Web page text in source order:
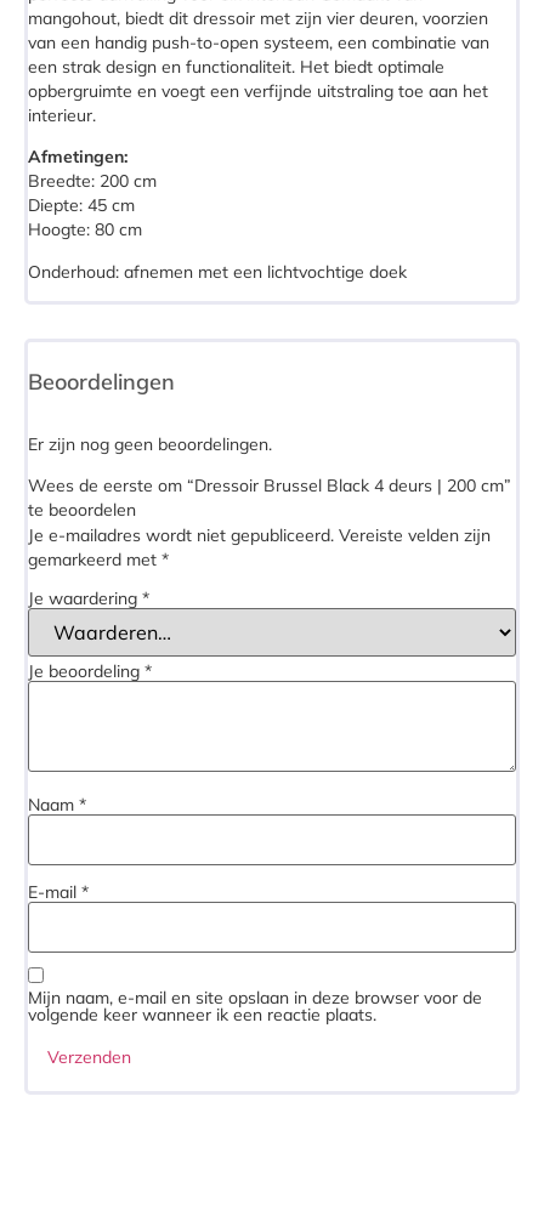
mangohout, biedt dit dressoir met zijn vier deuren, voorzien
van een handig push-to-open systeem, een combinatie van
een strak design en functionaliteit. Het biedt optimale
opbergruimte en voegt een verfijnde uitstraling toe aan het
interieur.
Afmetingen:
Breedte: 200 cm
Diepte: 45 cm
Hoogte: 80 cm
Onderhoud: afnemen met een lichtvochtige doek
Beoordelingen
Er zijn nog geen beoordelingen.
Wees de eerste om “Dressoir Brussel Black 4 deurs | 200 cm”
te beoordelen
Je e-mailadres wordt niet gepubliceerd. Vereiste velden zijn
gemarkeerd met *
Je waardering *
Je beoordeling *
Naam *
E-mail *
Mijn naam, e-mail en site opslaan in deze browser voor de
volgende keer wanneer ik een reactie plaats.